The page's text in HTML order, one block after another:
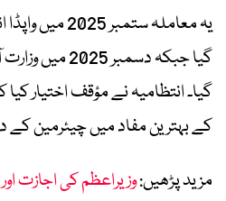
یہ معاملہ
گیا جبکہ دسمبر
گیا۔ انتظامیہ نے مؤقف اختیار کیا
کے بہترین مفاد میں چیئرمین کے
مزید پڑھیں:وزیراعظم کی اجازت